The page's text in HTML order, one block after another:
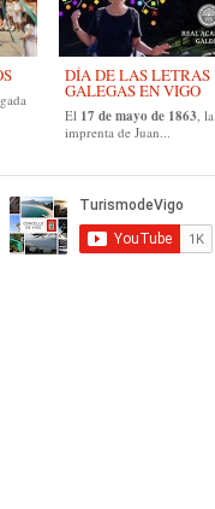
DÍA DE LAS LETRAS
GALEGAS EN VIGO
El 17 de mayo de 1863, la
imprenta de Juan...